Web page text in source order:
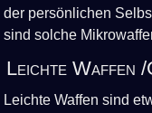
der persönlichen
sind solche
Leichte Waffen /
Leichte Waffen sind